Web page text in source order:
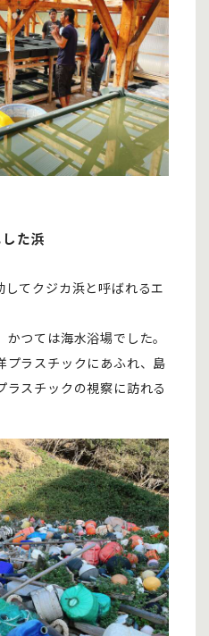
た浜
てクジカ浜と呼ばれるエ
つては海水浴場でした。
プラスチックにあふれ、島
スチックの視察に訪れる